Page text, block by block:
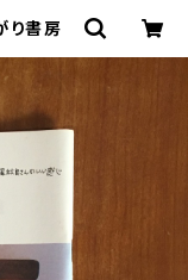
書房